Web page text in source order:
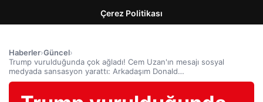
Çerez Politikası
Haberler›Güncel›
Trump vurulduğunda çok ağladı! Cem Uzan'ın mesajı sosyal
medyada sansasyon yarattı: Arkadaşım Donald…